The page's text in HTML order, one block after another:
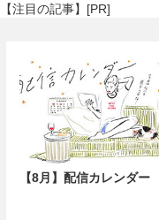
【注目の記事】[PR]
【8月】配信カレンダー